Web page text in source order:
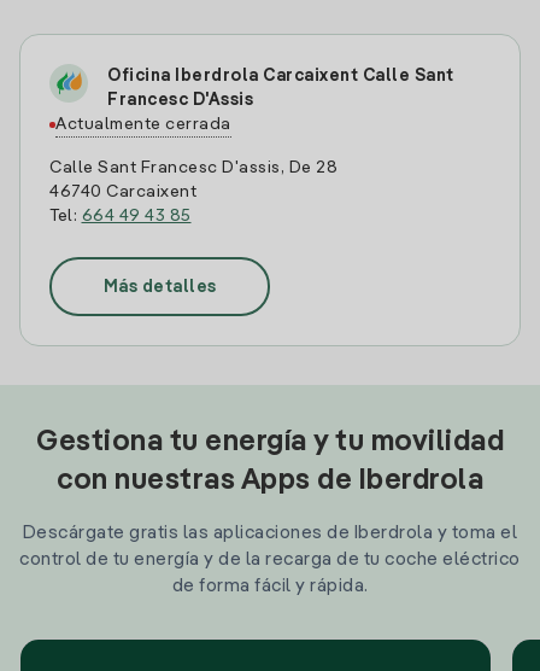
Oficina Iberdrola Carcaixent Calle Sant
Francesc D'Assis
Actualmente cerrada
Calle Sant Francesc D'assis, De 28
46740 Carcaixent
Tel: 664 49 43 85
Más detalles
Gestiona tu energía y tu movilidad
con nuestras Apps de Iberdrola
Descárgate gratis las aplicaciones de Iberdrola y toma el
control de tu energía y de la recarga de tu coche eléctrico
de forma fácil y rápida.